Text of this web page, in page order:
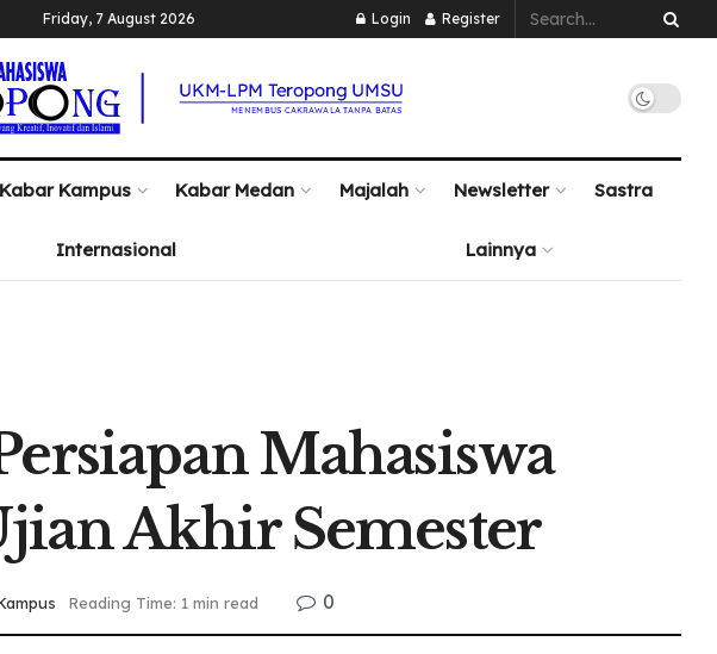
Friday, 7 August 2026 Login Register
Kabar Kampus Kabar Medan Majalah Newsletter Sastra
Internasional Lainnya
Mahasiswa
Akhir Semester
Reading Time: 1 min read 0